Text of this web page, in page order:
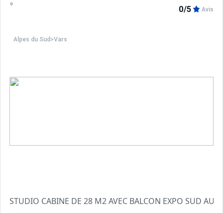
Alpes du Sud >Vars
0/5 Avis
STUDIO CABINE DE 28 M2 AVEC BALCON EXPO SUD AU